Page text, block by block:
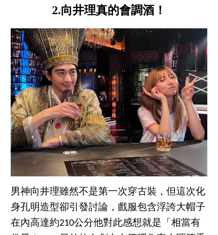
2.向井理真的會調酒！
男神向井理雖然不是第一次穿古裝，但這次化
身孔明造型卻引發討論，戲服包含浮誇大帽子
在內高達約210公分他對此感想就是「相當有